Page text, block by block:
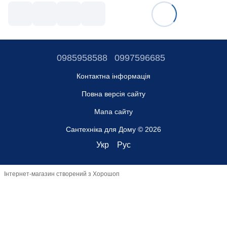
0985958588 0997596685
Контактна інформація
Повна версія сайту
Мапа сайту
Сантехніка для Дому © 2026
Укр Рус
Інтернет-магазин створений з Хорошоп